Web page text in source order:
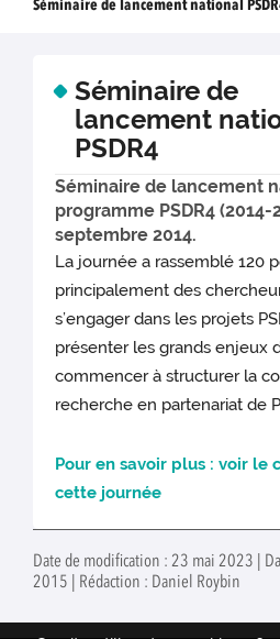
Séminaire de lancement national
Séminaire de
lancement
PSDR4
Séminaire de lancement
programme PSDR4 (2014-
septembre 2014.
La journée a rassemblé 120
principalement des
s’engager dans les projets
présenter les grands enjeux
commencer à structurer la
recherche en partenariat de
Pour en savoir plus : voir le
cette journée
Date de modification : 23 mai 2023 |
2015 | Rédaction : Daniel Roybin